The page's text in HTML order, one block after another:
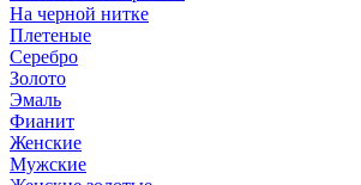
На черной нитке
Плетеные
Серебро
Золото
Эмаль
Фианит
Женские
Мужские